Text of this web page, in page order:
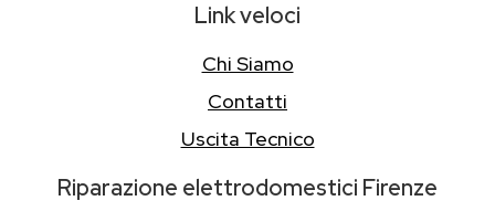
Link veloci
Chi Siamo
Contatti
Uscita Tecnico
Riparazione elettrodomestici Firenze